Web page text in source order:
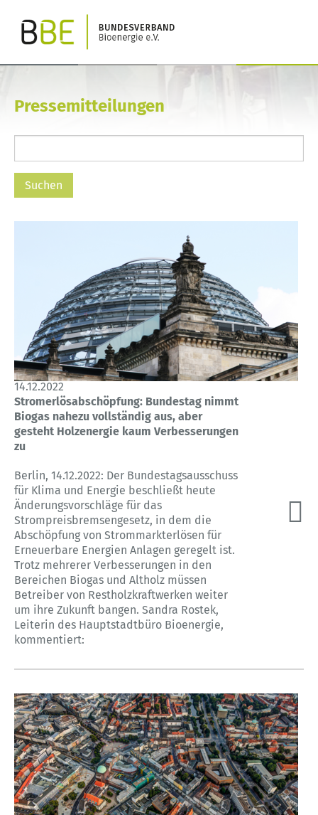
Pressemitteilungen
14.12.2022
Stromerlösabschöpfung: Bundestag nimmt
Biogas nahezu vollständig aus, aber
gesteht Holzenergie kaum Verbesserungen
zu
Berlin, 14.12.2022: Der Bundestagsausschuss
für Klima und Energie beschließt heute
Änderungsvorschläge für das
Strompreisbremsengesetz, in dem die
Abschöpfung von Strommarkterlösen für
Erneuerbare Energien Anlagen geregelt ist.
Trotz mehrerer Verbesserungen in den
Bereichen Biogas und Altholz müssen
Betreiber von Restholzkraftwerken weiter
um ihre Zukunft bangen. Sandra Rostek,
Leiterin des Hauptstadtbüro Bioenergie,
kommentiert: